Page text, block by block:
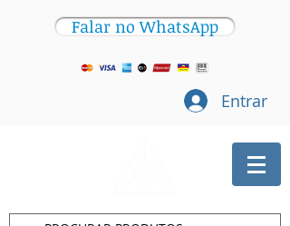
Falar no WhatsApp
Entrar